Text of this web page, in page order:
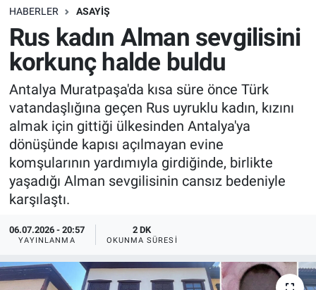
HABERLER ASAYİŞ
Rus kadın Alman sevgilisini
korkunç halde buldu
Antalya Muratpaşa'da kısa süre önce Türk
vatandaşlığına geçen Rus uyruklu kadın, kızını
almak için gittiği ülkesinden Antalya'ya
dönüşünde kapısı açılmayan evine
komşularının yardımıyla girdiğinde, birlikte
yaşadığı Alman sevgilisinin cansız bedeniyle
karşılaştı.
06.07.2026 - 20:57
YAYINLANMA
2 DK
OKUNMA SÜRESI